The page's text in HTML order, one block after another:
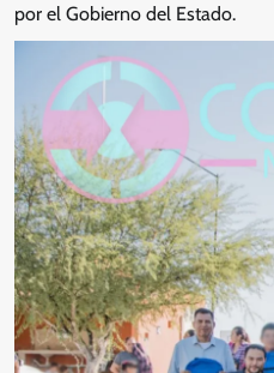
por el Gobierno del Estado.